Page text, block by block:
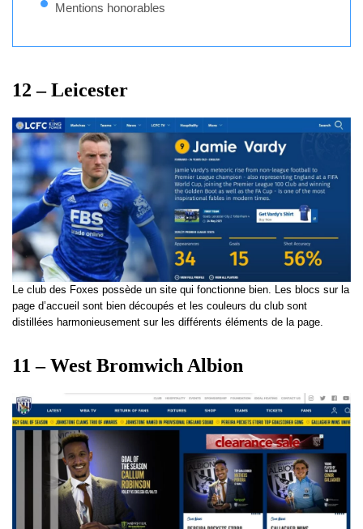
Mentions honorables
12 – Leicester
Le club des Foxes possède un site qui fonctionne bien. Les blocs sur la
page d’accueil sont bien découpés et les couleurs du club sont
distillées harmonieusement sur les différents éléments de la page.
11 – West Bromwich Albion